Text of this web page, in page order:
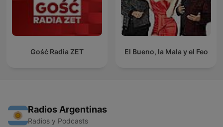
Gość Radia ZET El Bueno, la Mala y el Feo
Radios Argentinas
Radios y Podcasts